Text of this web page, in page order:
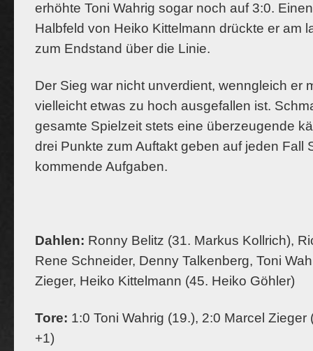
erhöhte Toni Wahrig sogar noch auf 3:0.
Halbfeld von Heiko Kittelmann drückte er am
zum Endstand über die Linie.
Der Sieg war nicht unverdient, wenngleich er
vielleicht etwas zu hoch ausgefallen ist.
gesamte Spielzeit stets eine überzeugende
drei Punkte zum Auftakt geben auf jeden Fall
kommende Aufgaben.
Dahlen: Ronny Belitz (31. Markus Kollrich),
Rene Schneider, Denny Talkenberg, Toni
Zieger, Heiko Kittelmann (45. Heiko Göhler)
Tore: 1:0 Toni Wahrig (19.), 2:0 Marcel Zieger
+1)